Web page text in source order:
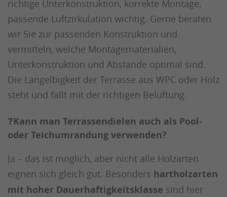
richtige Unterkonstruktion, korrekte Montage,
passende Luftzirkulation wichtig. Gerne beraten
wir Sie zur passenden Konstruktion und
vermitteln, welche Montagematerialien,
Unterkonstruktion und Abstände optimal sind.
Die Langelbigkeit der Terrasse aus WPC oder Holz
steht und fällt mit der richtigen Belüftung.
❓Kann man Terrassendielen auch als Pool-
oder Teichumrandung verwenden?
Ja – das ist möglich, aber nicht alle Holzarten
eignen sich gleich gut. Besonders hartholzarten
mit hoher Dauerhaftigkeitsklasse sind hier